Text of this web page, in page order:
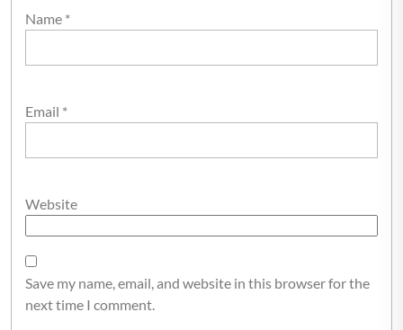
Name *
Email *
Website
Save my name, email, and website in this browser for the
next time I comment.